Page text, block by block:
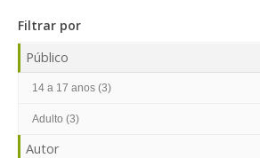
PREGUNTAS FRECUENTES
ENTRAR
Filtrar por
Público
14 a 17 anos (3)
Adulto (3)
Autor